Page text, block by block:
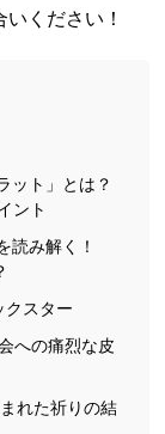
ください！
ット」とは？
ント
読み解く！
クスター
への痛烈な皮
れた祈りの結